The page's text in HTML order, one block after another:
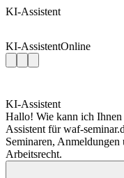
KI-Assistent
KI-AssistentOnline
KI-Assistent
Hallo! Wie kann ich
Assistent für waf-
Seminaren,
Arbeitsrecht.